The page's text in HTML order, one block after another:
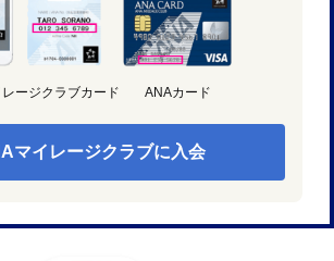
ージクラブカード ANAカード
マイレージクラブに入会